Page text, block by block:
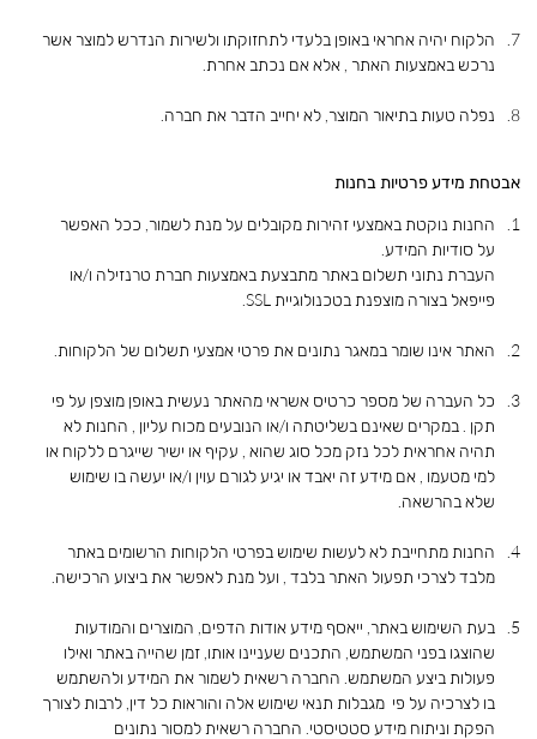
הלקוח יהיה אחראי באופן בלעדי לתחזוקתו ולשירות הנדרש למוצר אשר
נרכש באמצעות האתר , אלא אם נכתב אחרת.
נפלה טעות בתיאור המוצר, לא יחייב הדבר את חברה.
אבטחת מידע פרטיות בחנות
החנות נוקטת באמצעי זהירות מקובלים על מנת לשמור, ככל האפשר
על סודיות המידע.
העברת נתוני תשלום באתר מתבצעת באמצעות חברת טרנזילה ו/או
פייפאל בצורה מוצפנת בטכנולוגיית SSL.
האתר אינו שומר במאגר נתונים את פרטי אמצעי תשלום של הלקוחות.
כל העברה של מספר כרטיס אשראי מהאתר נעשית באופן מוצפן על פי
תקן . במקרים שאינם בשליטתה ו/או הנובעים מכוח עליון , החנות לא
תהיה אחראית לכל נזק מכל סוג שהוא , עקיף או ישיר שייגרם ללקוח או
למי מטעמו , אם מידע זה יאבד או יגיע לגורם עוין ו/או יעשה בו שימוש
שלא בהרשאה.
החנות מתחייבת לא לעשות שימוש בפרטי הלקוחות הרשומים באתר
מלבד לצרכי תפעול האתר בלבד , ועל מנת לאפשר את ביצוע הרכישה.
בעת השימוש באתר, ייאסף מידע אודות הדפים, המוצרים והמודעות
שהוצגו בפני המשתמש, התכנים שעניינו אותו, זמן שהייה באתר ואילו
פעולות ביצע המשתמש. החברה רשאית לשמור את המידע ולהשתמש
בו לצרכיה על פי מגבלות תנאי שימוש אלה והוראות כל דין, לרבות לצורך
הפקת וניתוח מידע סטטיסטי. החברה רשאית למסור נתונים